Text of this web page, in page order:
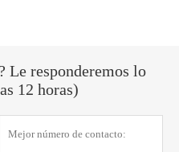
Le responderemos lo
12 horas)